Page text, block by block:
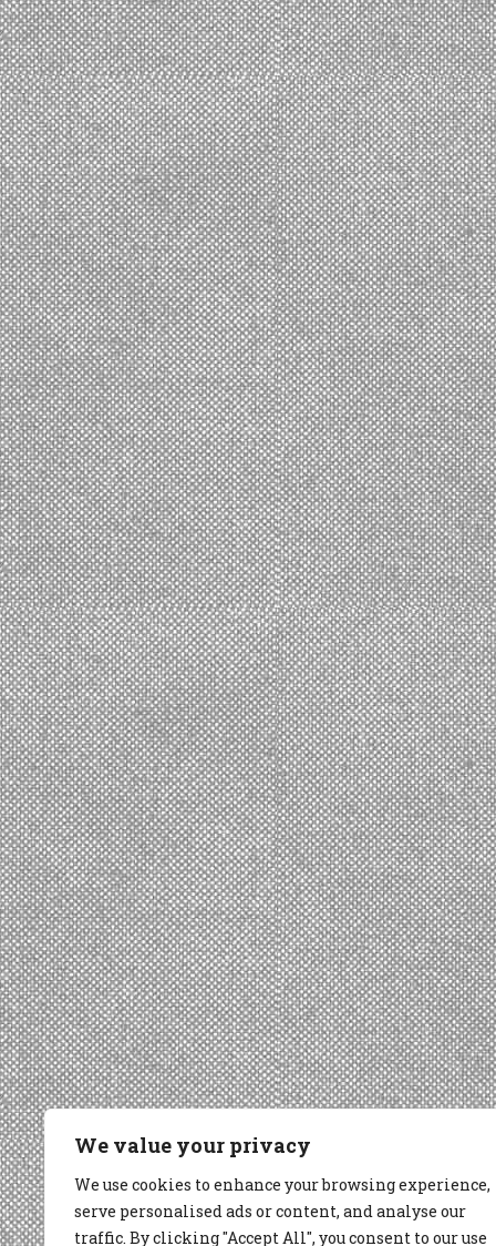
We value your privacy
We use cookies to enhance your browsing experience,
serve personalised ads or content, and analyse our
traffic. By clicking "Accept All", you consent to our use